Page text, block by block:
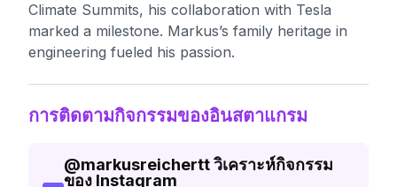
Climate Summits, his collaboration with Tesla
marked a milestone. Markus’s family heritage in
engineering fueled his passion.
การติดตามกิจกรรมของอินสตาแกรม
@markusreichertt วิเคราะห์กิจกรรม
ของ Instagram